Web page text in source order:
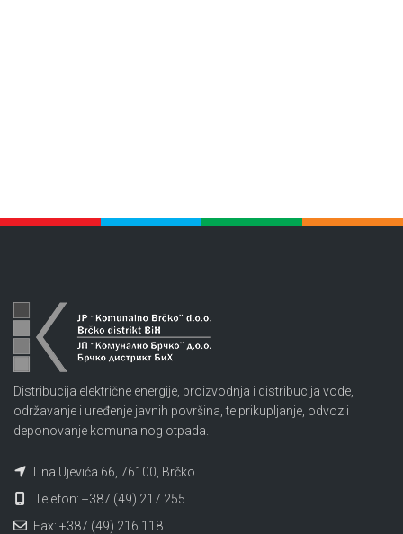
Distribucija električne energije, proizvodnja i distribucija vode,
održavanje i uređenje javnih površina, te prikupljanje, odvoz i
deponovanje komunalnog otpada.
Tina Ujevića 66, 76100, Brčko
Telefon: +387 (49) 217 255
Fax: +387 (49) 216 118